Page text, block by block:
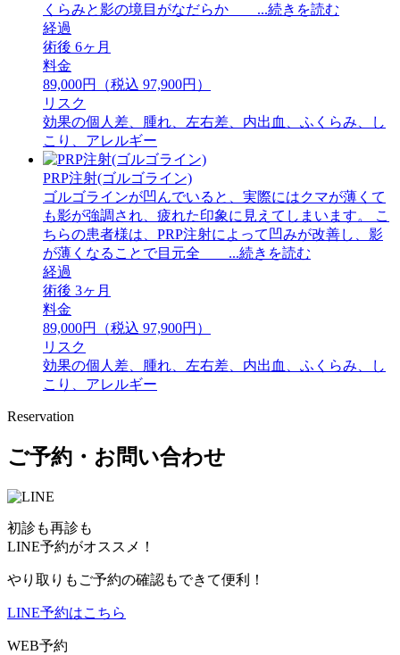
くらみと影の境目がなだらか ...続きを読む
経過
術後 6ヶ月
料金
89,000円（税込 97,900円）
リスク
効果の個人差、腫れ、左右差、内出血、ふくらみ、し
こり、アレルギー
PRP注射(ゴルゴライン)
ゴルゴラインが凹んでいると、実際にはクマが薄くて
も影が強調され、疲れた印象に見えてしまいます。 ⁡こ
ちらの患者様は、PRP注射によって凹みが改善し、影
が薄くなることで目元全 ...続きを読む
経過
術後 3ヶ月
料金
89,000円（税込 97,900円）
リスク
効果の個人差、腫れ、左右差、内出血、ふくらみ、し
こり、アレルギー
Reservation
ご予約・お問い合わせ
初診も再診も
LINE予約がオススメ！
やり取りもご予約の確認もできて便利！
LINE予約はこちら
WEB予約